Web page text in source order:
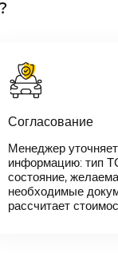
Согласование
Менеджер уточняет
информацию: тип
состояние,
необходимые
рассчитает